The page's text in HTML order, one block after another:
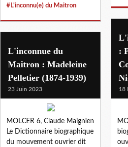
#L'inconnu(e) du Maitron
:
18
L'inconnue du
Maitron : Madeleine
Pelletier (1874-1939)
23 Juin 2023
MOLCER 6, Claude Maignien
Le Dictionnaire biographique
du mouvement ouvrier dit